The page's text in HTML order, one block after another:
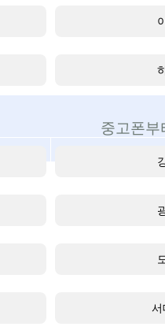
중고폰부
서